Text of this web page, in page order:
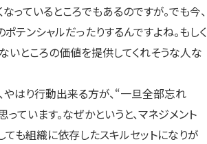
っているところでもあるのですが。でも今、
テンシャルだったりするんですよね。もしく
いところの価値を提供してくれそうな人な
やはり行動出来る方が、“一旦全部忘れ
ています。なぜかというと、マネジメント
ても組織に依存したスキルセットになりが